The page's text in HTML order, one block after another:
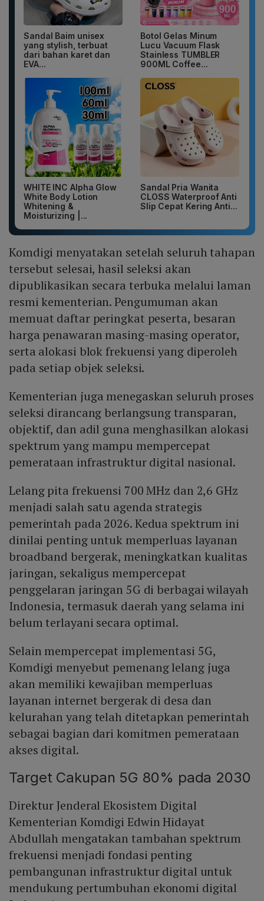
Sandal Baim unisex
yang stylish, terbuat
dari bahan karet dan
EVA...
Botol Gelas Minum
Lucu Vacuum Flask
Stainless TUMBLER
900ML Coffee...
WHITE INC Alpha Glow
White Body Lotion
Whitening &
Moisturizing |...
Sandal Pria Wanita
CLOSS Waterproof Anti
Slip Cepat Kering Anti...
Komdigi menyatakan setelah seluruh tahapan
tersebut selesai, hasil seleksi akan
dipublikasikan secara terbuka melalui laman
resmi kementerian. Pengumuman akan
memuat daftar peringkat peserta, besaran
harga penawaran masing-masing operator,
serta alokasi blok frekuensi yang diperoleh
pada setiap objek seleksi.
Kementerian juga menegaskan seluruh proses
seleksi dirancang berlangsung transparan,
objektif, dan adil guna menghasilkan alokasi
spektrum yang mampu mempercepat
pemerataan infrastruktur digital nasional.
Lelang pita frekuensi 700 MHz dan 2,6 GHz
menjadi salah satu agenda strategis
pemerintah pada 2026. Kedua spektrum ini
dinilai penting untuk memperluas layanan
broadband bergerak, meningkatkan kualitas
jaringan, sekaligus mempercepat
penggelaran jaringan 5G di berbagai wilayah
Indonesia, termasuk daerah yang selama ini
belum terlayani secara optimal.
Selain mempercepat implementasi 5G,
Komdigi menyebut pemenang lelang juga
akan memiliki kewajiban memperluas
layanan internet bergerak di desa dan
kelurahan yang telah ditetapkan pemerintah
sebagai bagian dari komitmen pemerataan
akses digital.
Target Cakupan 5G 80% pada 2030
Direktur Jenderal Ekosistem Digital
Kementerian Komdigi Edwin Hidayat
Abdullah mengatakan tambahan spektrum
frekuensi menjadi fondasi penting
pembangunan infrastruktur digital untuk
mendukung pertumbuhan ekonomi digital